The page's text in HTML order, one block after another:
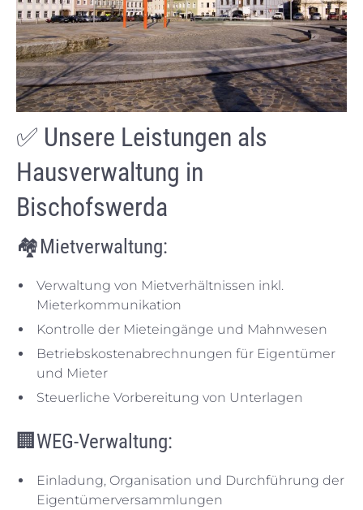
✅ Unsere Leistungen als
Hausverwaltung in
Bischofswerda
🏘️Mietverwaltung:
Verwaltung von Mietverhältnissen inkl.
Mieterkommunikation
Kontrolle der Mieteingänge und Mahnwesen
Betriebskostenabrechnungen für Eigentümer
und Mieter
Steuerliche Vorbereitung von Unterlagen
🏢 WEG-Verwaltung:
Einladung, Organisation und Durchführung der
Eigentümerversammlungen